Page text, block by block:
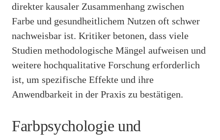
direkter kausaler Zusammenhang zwischen
Farbe und gesundheitlichem Nutzen oft schwer
nachweisbar ist. Kritiker betonen, dass viele
Studien methodologische Mängel aufweisen und
weitere hochqualitative Forschung erforderlich
ist, um spezifische Effekte und ihre
Anwendbarkeit in der Praxis zu bestätigen.
Farbpsychologie und